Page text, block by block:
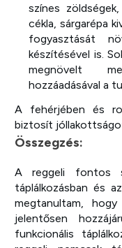
színes
cékla, sárgarépa
fogyasztását
készítésével is.
megnövelt
hozzáadásával a
A fehérjében és
biztosít
Összegzés:
A reggeli fontos
táplálkozásban és
megtanultam,
jelentősen
funkcionális